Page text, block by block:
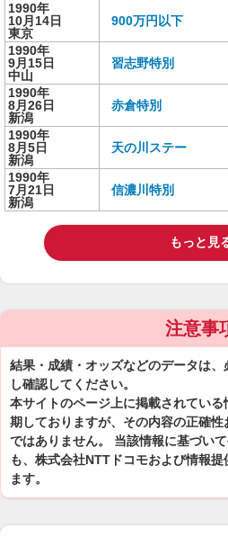
1990年
10月14日
東京
900万円以下
1990年
9月15日
中山
習志野特別
1990年
8月26日
新潟
赤倉特別
1990年
8月5日
新潟
天の川ステー
1990年
7月21日
新潟
信濃川特別
もっと見
注意事
結果・成績・オッズなどのデータは
し確認してください。
本サイトのページ上に掲載されてい
期しておりますが、その内容の正確
ではありません。 当該情報に基づい
も、株式会社NTTドコモおよび情報
ます。